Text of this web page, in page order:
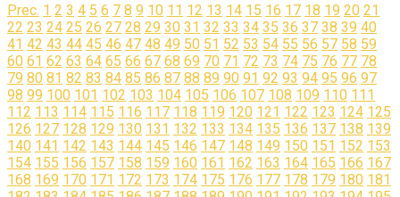
Prec. 1 2 3 4 5 6 7 8 9 10 11 12 13 14 15 16 17 18 19 20 21
22 23 24 25 26 27 28 29 30 31 32 33 34 35 36 37 38 39 40
41 42 43 44 45 46 47 48 49 50 51 52 53 54 55 56 57 58 59
60 61 62 63 64 65 66 67 68 69 70 71 72 73 74 75 76 77 78
79 80 81 82 83 84 85 86 87 88 89 90 91 92 93 94 95 96 97
98 99 100 101 102 103 104 105 106 107 108 109 110 111
112 113 114 115 116 117 118 119 120 121 122 123 124 125
126 127 128 129 130 131 132 133 134 135 136 137 138 139
140 141 142 143 144 145 146 147 148 149 150 151 152 153
154 155 156 157 158 159 160 161 162 163 164 165 166 167
168 169 170 171 172 173 174 175 176 177 178 179 180 181